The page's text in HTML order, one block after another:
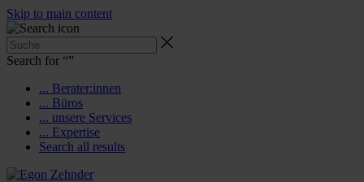
Skip to main content
Search for “”
... Berater:innen
... Büros
... unsere Services
... Expertise
Search all results